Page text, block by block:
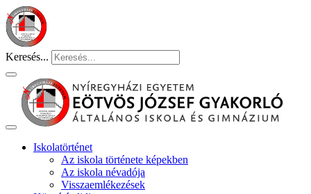
Keresés...
Iskolatörténet
Az iskola története képekben
Az iskola névadója
Visszaemlékezések